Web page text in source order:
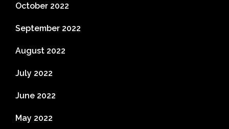
October 2022
September 2022
August 2022
July 2022
June 2022
May 2022